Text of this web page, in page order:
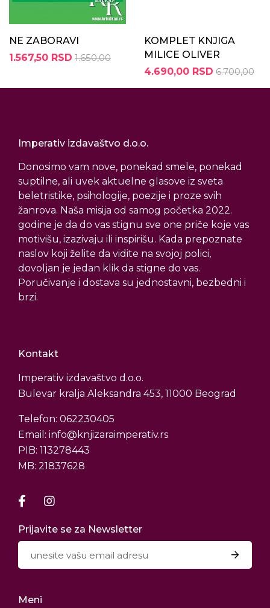
NE ZABORAVI
1.567,50 RSD 1.650,00
KOMPLET KNJIGA
MILICE OLIVER
4.690,00 RSD 6.700,00
Imperativ izdavaštvo d.o.o.
Donosimo vam nove, ponekad smele, ponekad
suptilne, ali uvek aktuelne glasove iz sveta
beletristike, psihologije, poezije i proze svih
žanrova. Naša misija od samog početka 2022.
godine je da do vas stignu sve one priče koje vas
motivišu, izazivaju ili inspirišu. Kada prepoznate
naslov koji želite da vidite na svojoj polici,
dovoljan je jedan klik da stigne do vas.
Poručivanje i dostava su jednostavni, bezbedni i
brzi.
Kontakt
Imperativ izdavaštvo d.o.o.
Bulevar kralja Aleksandra 453, 11000 Beograd
Telefon: 062230405
Email: info@knjizaraimperativ.rs
PIB: 113278443
MB: 21837628
Prijavite se za Newsletter
Meni